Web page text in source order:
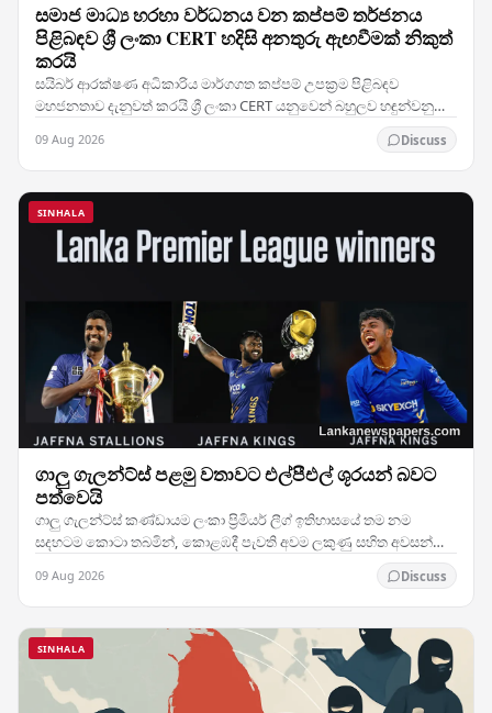
සමාජ මාධ්‍ය හරහා වර්ධනය වන කප්පම් තර්ජනය
පිළිබඳව ශ්‍රී ලංකා CERT හදිසි අනතුරු ඇඟවීමක් නිකුත්
කරයි
සයිබර් ආරක්ෂණ අධිකාරිය මාර්ගගත කප්පම් උපක්‍රම පිළිබඳව
මහජනතාව දැනුවත් කරයි ශ්‍රී ලංකා CERT යනුවෙන් බහුලව හඳුන්වනු
09 Aug 2026 Discuss
SINHALA
ගාලු ගැලන්ට්ස් පළමු වතාවට එල්පීඑල් ශූරයන් බවට
පත්වෙයි
ගාලු ගැලන්ට්ස් කණ්ඩායම ලංකා ප්‍රිමියර් ලීග් ඉතිහාසයේ තම නම
සදහටම කොටා තබමින්, කොළඹදී පැවති අවම ලකුණු සහිත අවසන්
09 Aug 2026 Discuss
SINHALA